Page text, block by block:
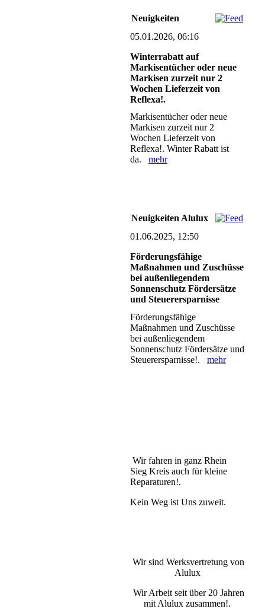
Neuigkeiten
05.01.2026, 06:16
Winterrabatt auf
Markisentücher oder neue
Markisen zurzeit nur 2
Wochen Lieferzeit von
Reflexa!.
Markisentücher oder neue
Markisen zurzeit nur 2
Wochen Lieferzeit von
Reflexa!. Winter Rabatt ist
da.mehr
Neuigkeiten Alulux
01.06.2025, 12:50
Förderungsfähige
Maßnahmen und Zuschüsse
bei außenliegendem
Sonnenschutz Fördersätze
und Steuerersparnisse
Förderungsfähige
Maßnahmen und Zuschüsse
bei außenliegendem
Sonnenschutz Fördersätze und
Steuerersparnisse!.mehr
Wir fahren in ganz Rhein
Sieg Kreis auch für kleine
Reparaturen!.
Kein Weg ist Uns zuweit.
Wir sind Werksvertretung von
Alulux
Wir Arbeit seit über 20 Jahren
mit Alulux zusammen!.